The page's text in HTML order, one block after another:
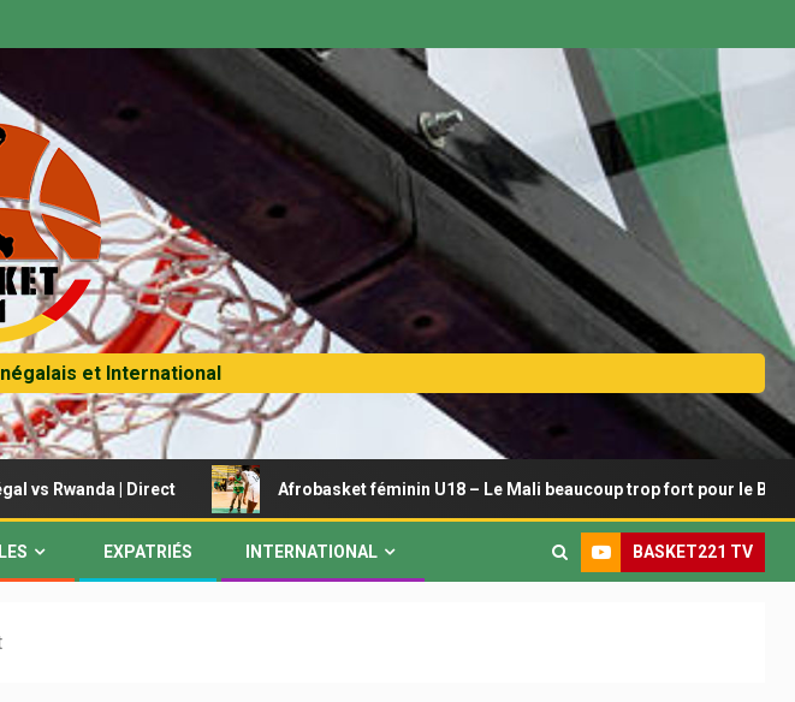
et International
| Direct Afrobasket féminin U18 – Le Mali beaucoup trop fort pour le Bénin
EXPATRIÉS INTERNATIONAL BASKET221 TV